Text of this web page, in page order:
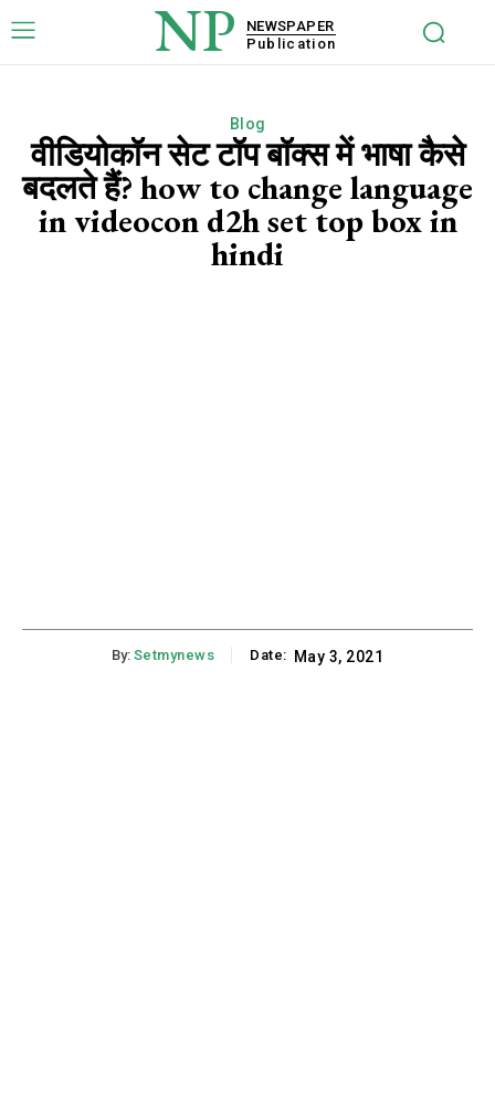
NP
NEWSPAPER
Publication
Blog
वीडियोकॉन सेट टॉप बॉक्स में भाषा कैसे
बदलते हैं? how to change language
in videocon d2h set top box in
hindi
By: Setmynews Date: May 3, 2021